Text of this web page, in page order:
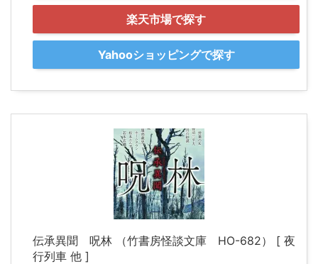
楽天市場で探す
Yahooショッピングで探す
伝承異聞 呪林 （竹書房怪談文庫 HO-682） [ 夜
行列車 他 ]